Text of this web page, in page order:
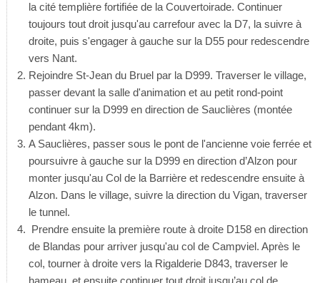
la cité templière fortifiée de la Couvertoirade. Continuer
toujours tout droit jusqu'au carrefour avec la D7, la suivre à
droite, puis s'engager à gauche sur la D55 pour redescendre
vers Nant.
Rejoindre St-Jean du Bruel par la D999. Traverser le village,
passer devant la salle d'animation et au petit rond-point
continuer sur la D999 en direction de Sauclières (montée
pendant 4km).
A Sauclières, passer sous le pont de l'ancienne voie ferrée et
poursuivre à gauche sur la D999 en direction d’Alzon pour
monter jusqu'au Col de la Barrière et redescendre ensuite à
Alzon. Dans le village, suivre la direction du Vigan, traverser
le tunnel.
Prendre ensuite la première route à droite D158 en direction
de Blandas pour arriver jusqu'au col de Campviel. Après le
col, tourner à droite vers la Rigalderie D843, traverser le
hameau, et ensuite continuer tout droit jusqu’au col de